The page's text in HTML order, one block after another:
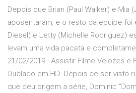
Depois que Brian (Paul Walker) e Mia
aposentaram, e o resto da equipe foi
Diesel) e Letty (Michelle Rodriguez)
levam uma vida pacata e
21/02/2019 · Assistir Filme Velozes e
Dublado em HD. Depois de ser visto
que deu origem a série, Dominic